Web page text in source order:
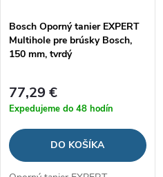
Bosch Oporný tanier EXPERT
Multihole pre brúsky Bosch,
150 mm, tvrdý
77,29 €
Expedujeme do 48 hodín
DO KOŠÍKA